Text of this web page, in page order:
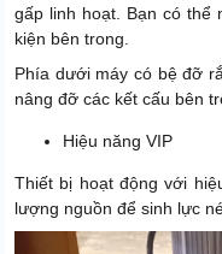
gấp linh hoạt. Bạn có thể
kiện bên trong.
Phía dưới máy có bệ đỡ
nâng đỡ các kết cấu bên
Hiệu năng VIP
Thiết bị hoạt động với
lượng nguồn để sinh lực